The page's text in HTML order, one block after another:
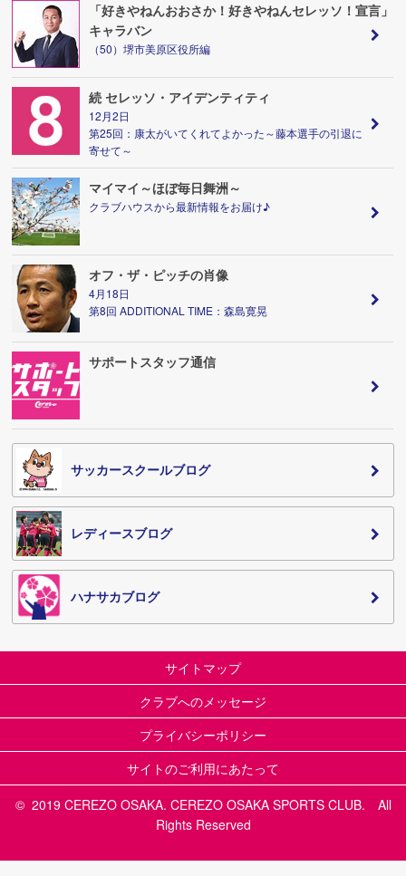
「好きやねんおおさか！好きやねんセレッソ！宣言」
キャラバン
（50）堺市美原区役所編
続 セレッソ・アイデンティティ
12月2日
第25回：康太がいてくれてよかった～藤本選手の引退に
寄せて～
マイマイ～ほぼ毎日舞洲～
クラブハウスから最新情報をお届け♪
オフ・ザ・ピッチの肖像
4月18日
第8回 ADDITIONAL TIME：森島寛晃
サポートスタッフ通信
サッカースクールブログ
レディースブログ
ハナサカブログ
サイトマップ
クラブへのメッセージ
プライバシーポリシー
サイトのご利用にあたって
© 2019 CEREZO OSAKA. CEREZO OSAKA SPORTS CLUB. All
Rights Reserved